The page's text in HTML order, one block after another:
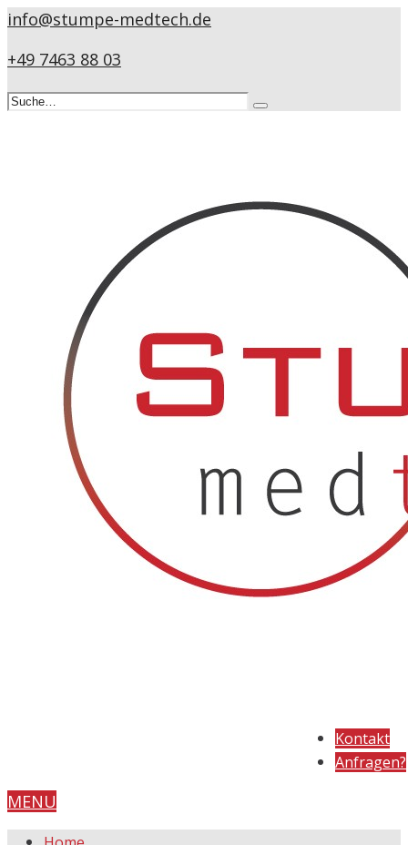
info@stumpe-medtech.de
+49 7463 88 03
Kontakt
Anfragen?
MENU